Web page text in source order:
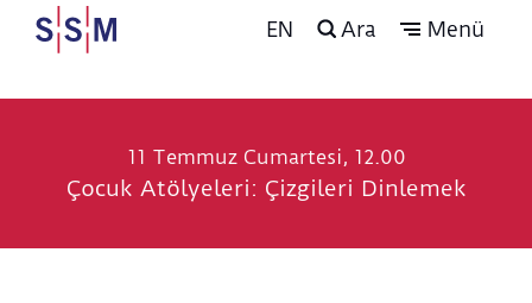
EN Ara Menü
11 Temmuz Cumartesi, 12.00
Çocuk Atölyeleri: Çizgileri Dinlemek